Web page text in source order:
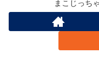
まこじっち